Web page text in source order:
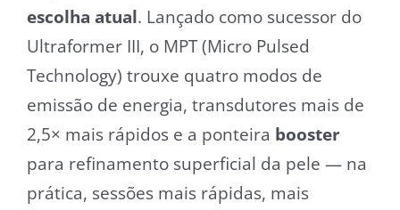
escolha atual. Lançado como sucessor do
Ultraformer III, o MPT (Micro Pulsed
Technology) trouxe quatro modos de
emissão de energia, transdutores mais de
2,5× mais rápidos e a ponteira booster
para refinamento superficial da pele — na
prática, sessões mais rápidas, mais